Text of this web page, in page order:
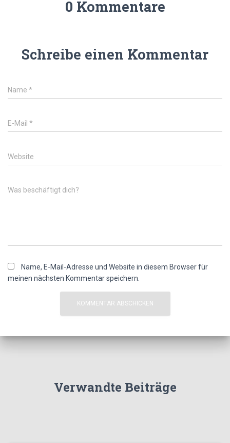
0 Kommentare
Schreibe einen Kommentar
Name *
E-Mail *
Website
Was beschäftigt dich?
Name, E-Mail-Adresse und Website in diesem Browser für
meinen nächsten Kommentar speichern.
Verwandte Beiträge